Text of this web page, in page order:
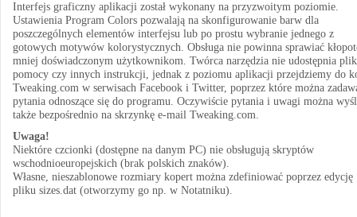
Interfejs graficzny aplikacji został wykonany na przyzwoitym poziomie.
Ustawienia Program Colors pozwalają na skonfigurowanie barw dla
poszczególnych elementów interfejsu lub po prostu wybranie jednego z
gotowych motywów kolorystycznych. Obsługa nie powinna sprawiać
mniej doświadczonym użytkownikom. Twórca narzędzia nie udostępnia
pomocy czy innych instrukcji, jednak z poziomu aplikacji przejdziemy do
Tweaking.com w serwisach Facebook i Twitter, poprzez które można
pytania odnoszące się do programu. Oczywiście pytania i uwagi można
także bezpośrednio na skrzynkę e-mail Tweaking.com.
Uwaga!
Niektóre czcionki (dostępne na danym PC) nie obsługują skryptów
wschodnioeuropejskich (brak polskich znaków).
Własne, nieszablonowe rozmiary kopert można zdefiniować poprzez edycję
pliku sizes.dat (otworzymy go np. w Notatniku).